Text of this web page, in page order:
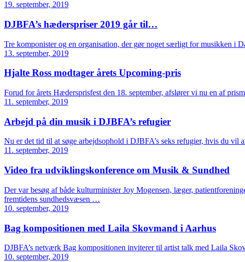
19. september, 2019
DJBFA’s hæderspriser 2019 går til…
Tre komponister og en organisation, der gør noget særligt for musikken i
13. september, 2019
Hjalte Ross modtager årets Upcoming-pris
Forud for årets Hædersprisfest den 18. september, afslører vi nu en af
11. september, 2019
Arbejd på din musik i DJBFA’s refugier
Nu er det tid til at søge arbejdsophold i DJBFA’s seks refugier, hvis du
11. september, 2019
Video fra udviklingskonference om Musik & Sundhed
Der var besøg af både kulturminister Joy Mogensen, læger,
fremtidens sundhedsvæsen …
10. september, 2019
Bag kompositionen med Laila Skovmand i Aarhus
DJBFA’s netværk Bag kompositionen inviterer til artist talk med Laila
10. september, 2019